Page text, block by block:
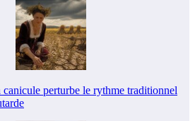
perturbe le rythme traditionnel